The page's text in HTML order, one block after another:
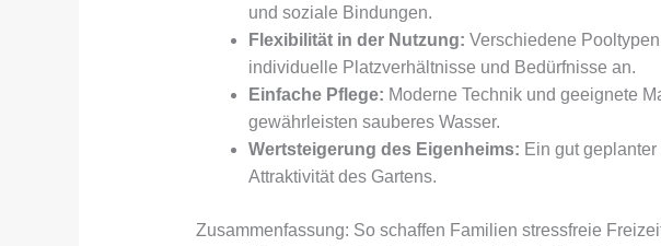
und soziale Bindungen.
Flexibilität in der Nutzung: Verschiedene
individuelle Platzverhältnisse und Bedürfnisse an.
Einfache Pflege: Moderne Technik und geeignete
gewährleisten sauberes Wasser.
Wertsteigerung des Eigenheims: Ein gut
Attraktivität des Gartens.
Zusammenfassung: So schaffen Familien stressfreie